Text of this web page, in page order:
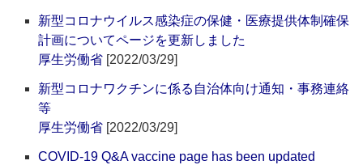
新型コロナウイルス感染症の保健・医療提供体制確保
計画についてページを更新しました
厚生労働省 [2022/03/29]
新型コロナワクチンに係る自治体向け通知・事務連絡
等
厚生労働省 [2022/03/29]
COVID-19 Q&A vaccine page has been updated